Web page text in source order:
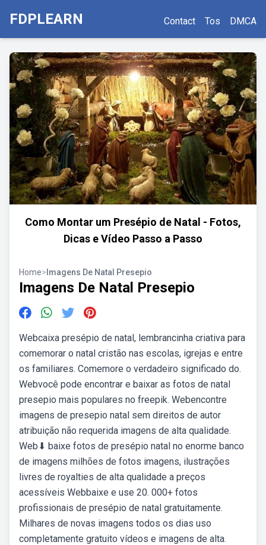
FDPLEARN Contact Tos DMCA
Como Montar um Presépio de Natal - Fotos,
Dicas e Vídeo Passo a Passo
Home> Imagens De Natal Presepio
Imagens De Natal Presepio
Webcaixa presépio de natal, lembrancinha criativa para
comemorar o natal cristão nas escolas, igrejas e entre
os familiares. Comemore o verdadeiro significado do.
Webvocê pode encontrar e baixar as fotos de natal
presepio mais populares no freepik. Webencontre
imagens de presepio natal sem direitos de autor
atribuição não requerida imagens de alta qualidade.
Web⬇ baixe fotos de presépio natal no enorme banco
de imagens milhões de fotos imagens, ilustrações
livres de royalties de alta qualidade a preços
acessíveis Webbaixe e use 20. 000+ fotos
profissionais de presépio de natal gratuitamente.
Milhares de novas imagens todos os dias uso
completamente gratuito vídeos e imagens de alta.